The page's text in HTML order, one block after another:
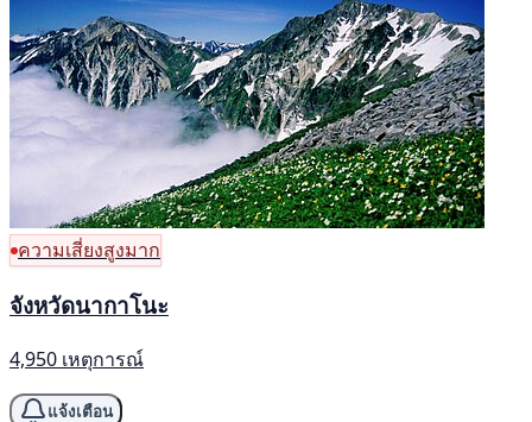
ความเสี่ยงสูงมาก
จังหวัดนากาโนะ
4,950 เหตุการณ์
แจ้งเตือน